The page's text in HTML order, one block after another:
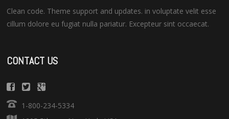
Clean code. Theme support and updates. in voluptate velit esse
cillum dolore eu fugiat nulla pariatur. Excepteur sint occaecat.
CONTACT US
1-800-234-5334